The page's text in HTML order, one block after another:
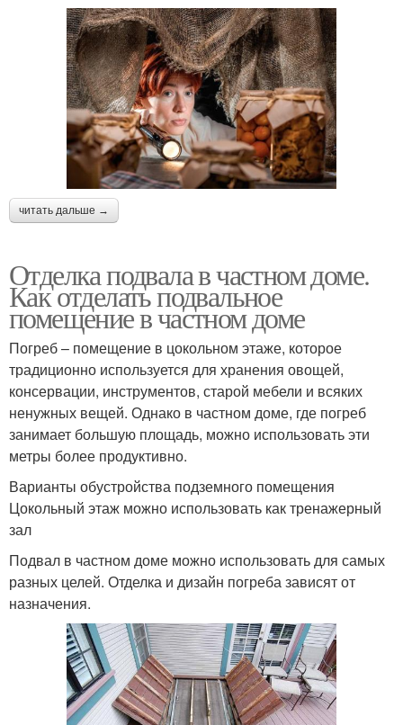
читать дальше →
Отделка подвала в частном доме.
Как отделать подвальное
помещение в частном доме
Погреб – помещение в цокольном этаже, которое
традиционно используется для хранения овощей,
консервации, инструментов, старой мебели и всяких
ненужных вещей. Однако в частном доме, где погреб
занимает большую площадь, можно использовать эти
метры более продуктивно.
Варианты обустройства подземного помещения
Цокольный этаж можно использовать как тренажерный
зал
Подвал в частном доме можно использовать для самых
разных целей. Отделка и дизайн погреба зависят от
назначения.